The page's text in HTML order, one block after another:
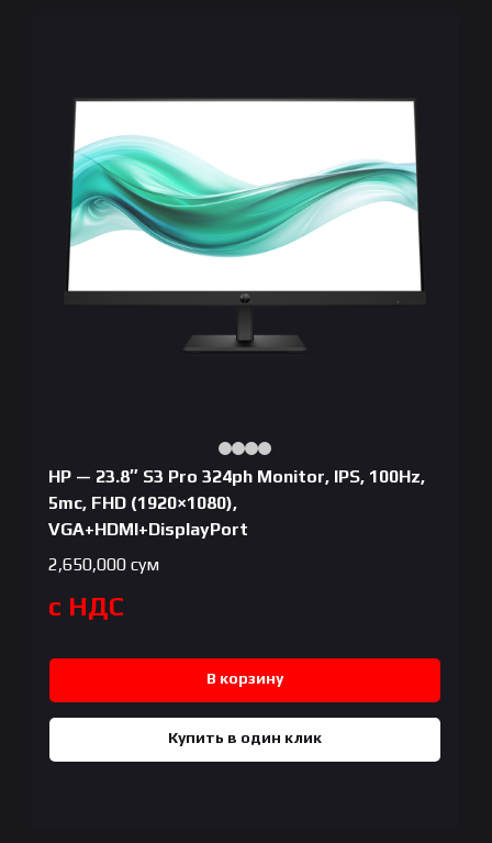
HP — 23.8″ S3 Pro 324ph Monitor, IPS, 100Hz,
5mc, FHD (1920×1080),
VGA+HDMI+DisplayPort
2,650,000 сум
с НДС
В корзину
Купить в один клик